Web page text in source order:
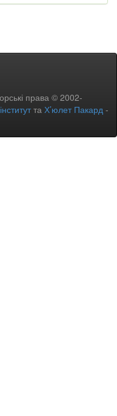
права © 2002-
та Х’юлет Пакард -